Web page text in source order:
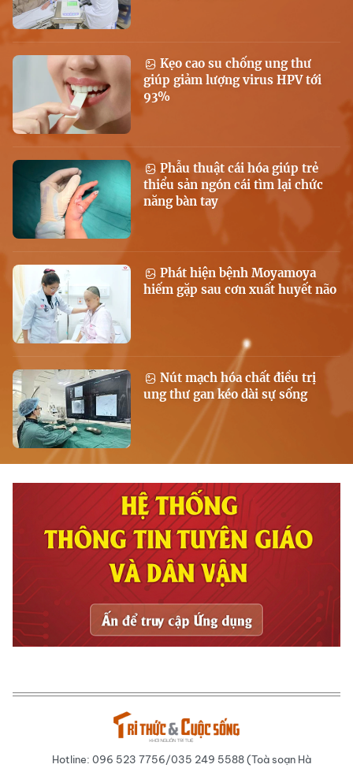
Kẹo cao su chống ung thư
giúp giảm lượng virus HPV tới
93%
Phẫu thuật cái hóa giúp trẻ
thiểu sản ngón cái tìm lại chức
năng bàn tay
Phát hiện bệnh Moyamoya
hiếm gặp sau cơn xuất huyết não
Nút mạch hóa chất điều trị
ung thư gan kéo dài sự sống
Hotline: 096 523 7756/035 249 5588 (Toà soạn Hà